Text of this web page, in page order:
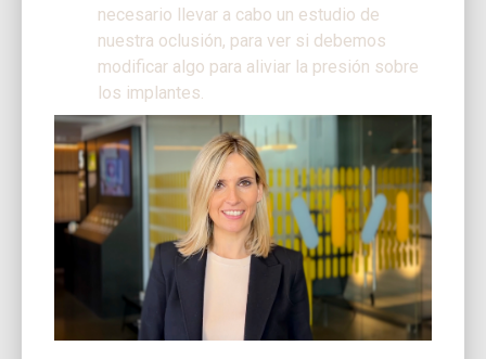
necesario llevar a cabo un estudio de
nuestra oclusión, para ver si debemos
modificar algo para aliviar la presión sobre
los implantes.